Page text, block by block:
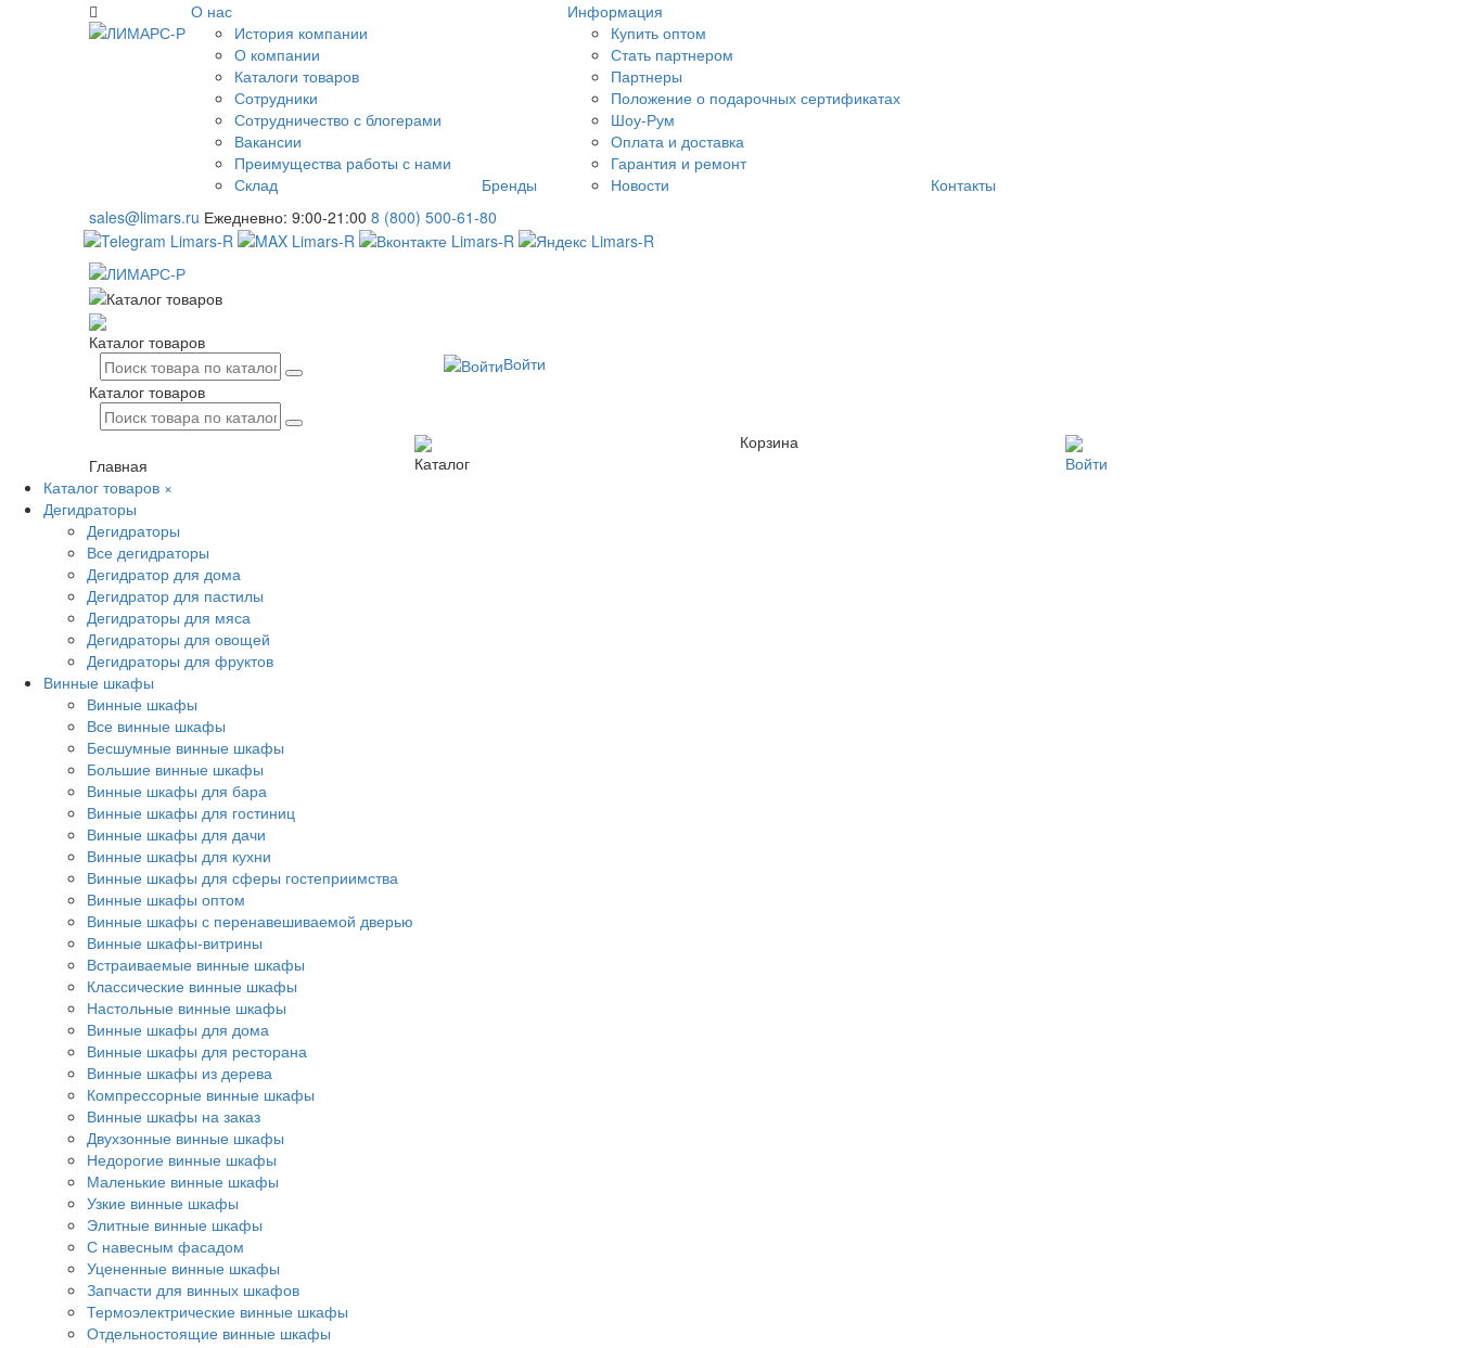
О нас
История компании
О компании
Каталоги товаров
Сотрудники
Сотрудничество с блогерами
Вакансии
Преимущества работы с нами
Склад
Бренды
Информация
Купить оптом
Стать партнером
Партнеры
Положение о подарочных сертификатах
Шоу-Рум
Оплата и доставка
Гарантия и ремонт
Новости
Контакты
sales@limars.ru Ежедневно: 9:00-21:00 8 (800) 500-61-80
Каталог товаров
Войти
Каталог товаров
Главная Каталог
Корзина
Войти
Каталог товаров ×
Дегидраторы
Дегидраторы
Все дегидраторы
Дегидратор для дома
Дегидратор для пастилы
Дегидраторы для мяса
Дегидраторы для овощей
Дегидраторы для фруктов
Винные шкафы
Винные шкафы
Все винные шкафы
Бесшумные винные шкафы
Большие винные шкафы
Винные шкафы для бара
Винные шкафы для гостиниц
Винные шкафы для дачи
Винные шкафы для кухни
Винные шкафы для сферы гостеприимства
Винные шкафы оптом
Винные шкафы с перенавешиваемой дверью
Винные шкафы-витрины
Встраиваемые винные шкафы
Классические винные шкафы
Настольные винные шкафы
Винные шкафы для дома
Винные шкафы для ресторана
Винные шкафы из дерева
Компрессорные винные шкафы
Винные шкафы на заказ
Двухзонные винные шкафы
Недорогие винные шкафы
Маленькие винные шкафы
Узкие винные шкафы
Элитные винные шкафы
С навесным фасадом
Уцененные винные шкафы
Запчасти для винных шкафов
Термоэлектрические винные шкафы
Отдельностоящие винные шкафы